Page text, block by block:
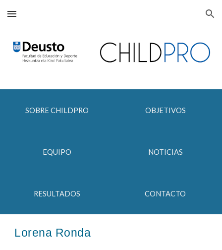
Skip to main content Skip to navigation
SOBRE CHILDPRO OBJETIVOS
EQUIPO NOTICIAS
RESULTADOS CONTACTO
Lorena Ronda